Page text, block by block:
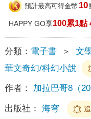
預計最高可得金幣 10
HAPPY GO享100累1點
分類： 電子書 ＞ 文
華文奇幻/科幻小說
作者： 加拉巴哥8（
出版社： 海穹